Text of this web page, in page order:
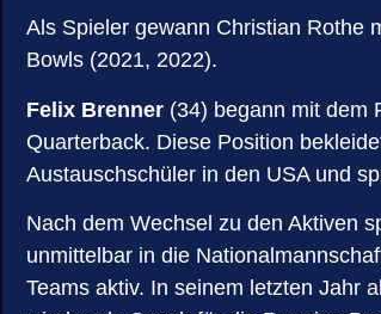
Als Spieler gewann Christian Rothe
Bowls (2021, 2022).
Felix Brenner (34) begann mit dem
Quarterback. Diese Position
Austauschschüler in den USA und
Nach dem Wechsel zu den Aktiven
unmittelbar in die
Teams aktiv. In seinem letzten Jahr